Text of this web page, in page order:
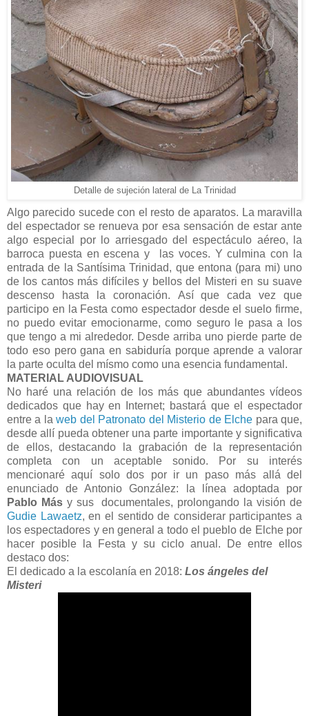
Detalle de sujeción lateral de La Trinidad
Algo parecido sucede con el resto de aparatos. La maravilla
del espectador se renueva por esa sensación de estar ante
algo especial por lo arriesgado del espectáculo aéreo, la
barroca puesta en escena y las voces. Y culmina con la
entrada de la Santísima Trinidad, que entona (para mi) uno
de los cantos más difíciles y bellos del Misteri en su suave
descenso hasta la coronación. Así que cada vez que
participo en la Festa como espectador desde el suelo firme,
no puedo evitar emocionarme, como seguro le pasa a los
que tengo a mi alrededor. Desde arriba uno pierde parte de
todo eso pero gana en sabiduría porque aprende a valorar
la parte oculta del mísmo como una esencia fundamental.
MATERIAL AUDIOVISUAL
No haré una relación de los más que abundantes vídeos
dedicados que hay en Internet; bastará que el espectador
entre a laweb del Patronato del Misterio de Elche para que,
desde allí pueda obtener una parte importante y significativa
de ellos, destacando la grabación de la representación
completa con un aceptable sonido. Por su interés
mencionaré aquí solo dos por ir un
paso más allá del
enunciado de Antonio González: la línea adoptada por
Pablo Másy sus documentales, prolongando la visión de
Gudie Lawaetz, en el sentido de considerar participantes a
los espectadores y en general a todo el pueblo de Elche por
hacer posible la Festa y su ciclo anual. De entre ellos
destaco dos:
El dedicado a la escolanía en 2018: Los ángeles del
Misteri